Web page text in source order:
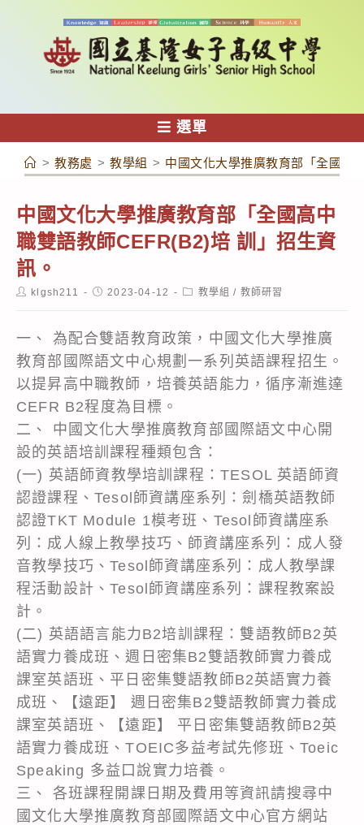
容
選單
> 教務處 > 教學組 > 中國文化大學推廣教育部「全國高
中國文化大學推廣教育部「全國高中
職雙語教師CEFR(B2)培 訓」招生資
訊。
Postklgsh211
Post2023-04-12
Post教學組 / 教師研習
一、 為配合雙語教育政策，中國文化大學推廣
教育部國際語文中心規劃一系列英語課程招生。
以提昇高中職教師，培養英語能力，循序漸進達
CEFR B2程度為目標。
二、 中國文化大學推廣教育部國際語文中心開
設的英語培訓課程種類包含：
(一) 英語師資教學培訓課程：TESOL 英語師資
認證課程、Tesol師資講座系列：劍橋英語教師
認證TKT Module 1模考班、Tesol師資講座系
列：成人線上教學技巧、師資講座系列：成人發
音教學技巧、Tesol師資講座系列：成人教學課
程活動設計、Tesol師資講座系列：課程教案設
計。
(二) 英語語言能力B2培訓課程：雙語教師B2英
語實力養成班、週日密集B2雙語教師實力養成
課室英語班、平日密集雙語教師B2英語實力養
成班、【遠距】 週日密集B2雙語教師實力養成
課室英語班、【遠距】 平日密集雙語教師B2英
語實力養成班、TOEIC多益考試先修班、Toeic
Speaking 多益口說實力培養。
三、 各班課程開課日期及費用等資訊請搜尋中
國文化大學推廣教育部國際語文中心官方網站